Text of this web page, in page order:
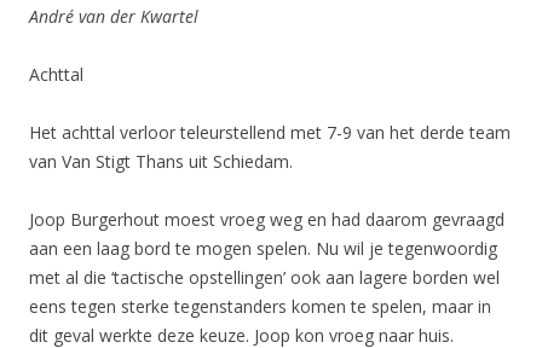
André van der Kwartel
Achttal
Het achttal verloor teleurstellend met 7-9 van het derde team
van Van Stigt Thans uit Schiedam.
Joop Burgerhout moest vroeg weg en had daarom gevraagd
aan een laag bord te mogen spelen. Nu wil je tegenwoordig
met al die ‘tactische opstellingen’ ook aan lagere borden wel
eens tegen sterke tegenstanders komen te spelen, maar in
dit geval werkte deze keuze. Joop kon vroeg naar huis.